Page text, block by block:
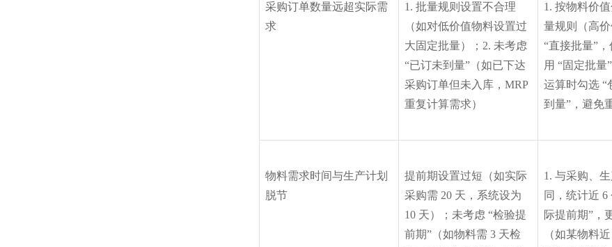
采购订单数量远超实际需
求
1. 批量规则设置不合理
（如对低价值物料设置过
大固定批量）；2. 未考虑
“已订未到量”（如已下达
采购订单但未入库，MRP
重复计算需求）
1. 按物料价
量规则（高
“直接批量”
用 “固定批量
运算时勾选 “
到量”，避免
物料需求时间与生产计划
脱节
提前期设置过短（如实际
采购需 20 天，系统设为
10 天）；未考虑 “检验提
前期”（如物料需 3 天检
1. 与采购、
同，统计近 6
际提前期”，
（如某物料